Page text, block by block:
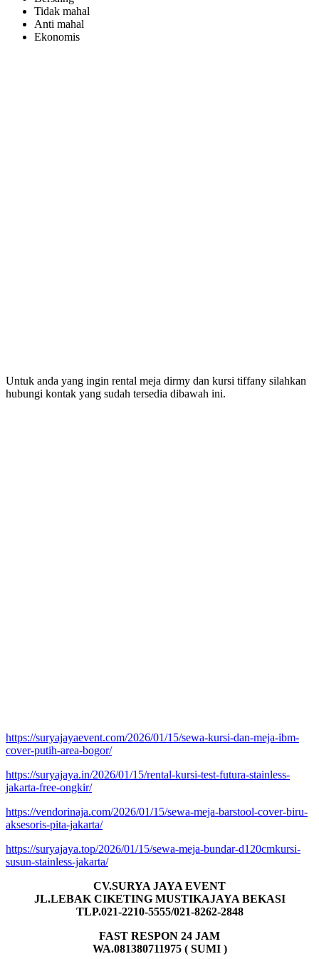
Tidak mahal
Anti mahal
Ekonomis
Untuk anda yang ingin rental meja dirmy dan kursi tiffany silahkan
hubungi kontak yang sudah tersedia dibawah ini.
https://suryajayaevent.com/2026/01/15/sewa-kursi-dan-meja-ibm-
cover-putih-area-bogor/
https://suryajaya.in/2026/01/15/rental-kursi-test-futura-stainless-
jakarta-free-ongkir/
https://vendorinaja.com/2026/01/15/sewa-meja-barstool-cover-biru-
aksesoris-pita-jakarta/
https://suryajaya.top/2026/01/15/sewa-meja-bundar-d120cmkursi-
susun-stainless-jakarta/
CV.SURYA JAYA EVENT
JL.LEBAK CIKETING MUSTIKAJAYA BEKASI
TLP.021-2210-5555/021-8262-2848
FAST RESPON 24 JAM
WA.081380711975 ( SUMI )